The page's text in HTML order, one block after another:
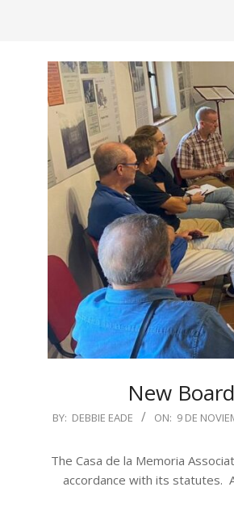
New
2023-
09
BY: DEBBIE EADE ON: 9 DE
The Casa de la Memoria
accordance with its statutes.